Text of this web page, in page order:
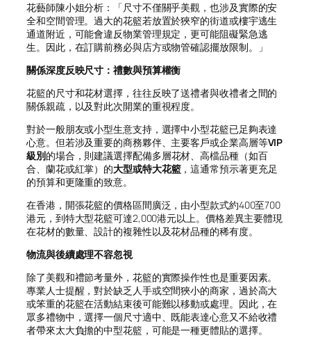
花藝師陳小姐分析：「尺寸不僅關乎美觀，也涉及實際的安
全和空間管理。過大的花籃若放置於狹窄的街道或樓宇逃生
通道附近，可能會違反物業管理規定，更可能阻礙緊急逃
生。因此，在訂購前務必與店方或物管確認擺放限制。」
關係深度反映尺寸：禮數與預算權衡
花籃的尺寸和花材選擇，往往反映了送禮者與收禮者之間的
關係親疏，以及對此次開業的重視程度。
對於一般朋友或小型生意支持，選擇中小型花籃已足夠表達
心意。但若涉及重要的商務夥伴、主要客戶或企業高層等VIP
級別的場合，則建議選擇配備多層花材、高檔品種（如百
合、蘭花或紅掌）的大型或特大花籃，這通常預示著更充足
的預算和更隆重的致意。
在香港，開張花籃的價格區間廣泛，由小型款式約400至700
港元，到特大型花籃可達2,000港元以上。價格差異主要體現
在花材的數量、設計的複雜性以及花材品種的稀有度。
物流與後續處理不容忽視
除了美觀和禮節考量外，花籃的實際操作性也是重要因素。
專業人士提醒，對於缺乏人手或空間狹小的商家，過於高大
或笨重的花籃在活動結束後可能難以移動或處理。因此，在
眾多禮物中，選擇一個尺寸適中、既能表達心意又不給收禮
者帶來太大負擔的中型花籃，可能是一種更體貼的選擇。